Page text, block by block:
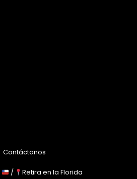
Contáctanos
/ Retira en la Florida